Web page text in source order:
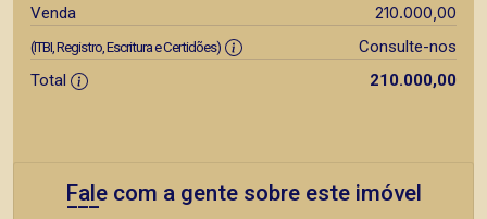
Venda 210.000,00
(ITBI, Registro, Escritura e Certidões)
Consulte-nos
Total
210.000,00
Fale com a gente sobre este imóvel